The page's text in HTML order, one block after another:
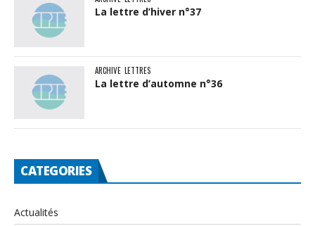
La lettre d’hiver n°37
ARCHIVE LETTRES
La lettre d’automne n°36
CATEGORIES
Actualités